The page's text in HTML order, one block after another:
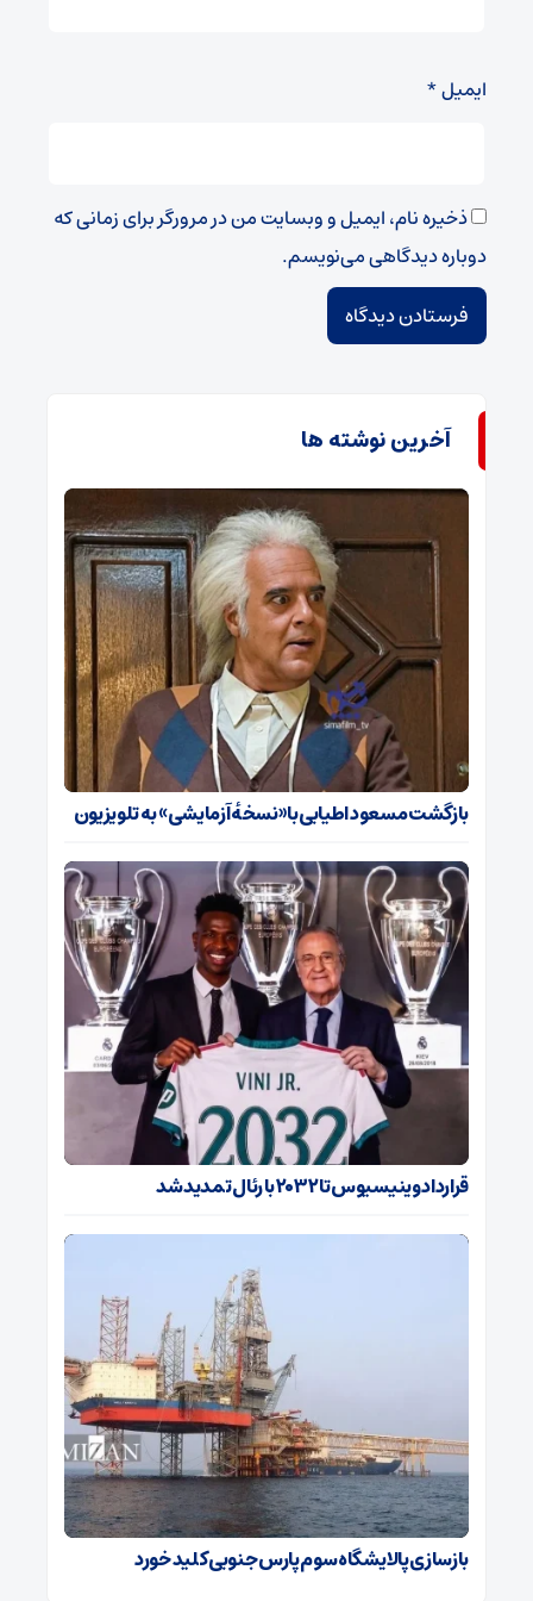
ایمیل*
ذخیره نام، ایمیل و وبسایت من در مرورگر برای زمانی که
دوباره دیدگاهی می‌نویسم.
آخرین نوشته ها
بازگشت مسعود اطیابی با «نسخهٔ آزمایشی» به تلویزیون
قرارداد وینیسیوس تا ۲۰۳۲ با رئال‌ تمدید شد
بازسازی پالایشگاه سوم پارس جنوبی کلید خورد